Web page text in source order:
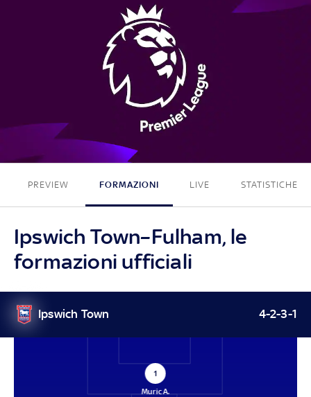
1 - 1
PREVIEW FORMAZIONI LIVE STATISTICHE
Ipswich Town–Fulham, le
formazioni ufficiali
Ipswich Town 4-2-3-1
1
Muric A.